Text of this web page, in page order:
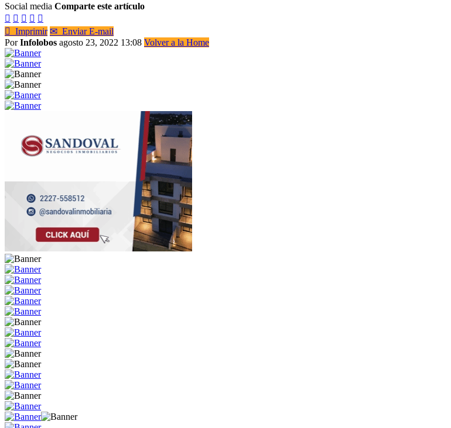
Social media Comparte este artículo
    
 Imprimir ✉ Enviar E-mail
PorInfolobos agosto 23, 2022 13:08 Volver a la Home